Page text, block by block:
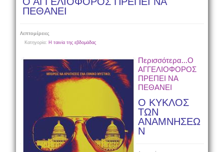
ΠΕΘΑΝΕΙ
Λεπτομέρειες
Κατηγορία: Η ταινία της εβδομάδας
Περισσότερα...Ο
ΑΓΓΕΛΙΟΦΟΡΟΣ
ΠΡΕΠΕΙ ΝΑ
ΠΕΘΑΝΕΙ
Ο ΚΥΚΛΟΣ
ΤΩΝ
ΑΝΑΜΝΗΣΕΩ
Ν